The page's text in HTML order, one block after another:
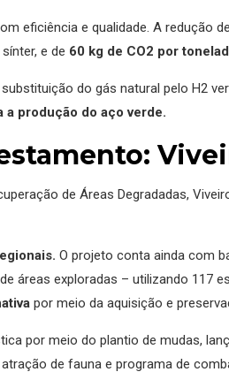
eficiência e qualidade. A redução
e de 60 kg de CO2 por
do gás natural pelo H2
a produção do aço verde.
de Áreas Degradadas,
O projeto conta ainda com
áreas exploradas – utilizando 117
por meio da aquisição e
por meio do plantio de mudas,
de fauna e programa de